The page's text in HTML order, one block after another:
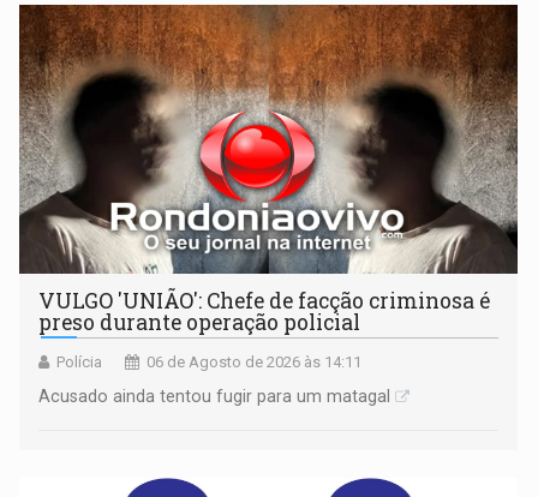
VULGO 'UNIÃO': Chefe de facção criminosa é
preso durante operação policial
Polícia 06 de Agosto de 2026 às 14:11
Acusado ainda tentou fugir para um matagal